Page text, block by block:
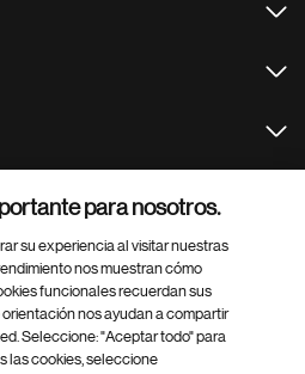
para nosotros.
su experiencia al visitar nuestras
nos muestran cómo
funcionales recuerdan sus
nos ayudan a compartir
Seleccione: "Aceptar todo" para
las cookies, seleccione